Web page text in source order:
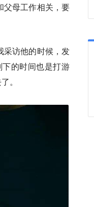
父母工作相关，要
采访他的时候，发
的时间也是打游
。